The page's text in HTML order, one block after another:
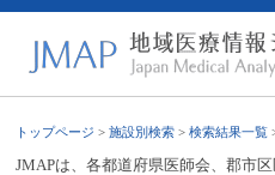
トップページ >施設別検索 >検索結果一覧
JMAPは、各都道府県医師会、郡市